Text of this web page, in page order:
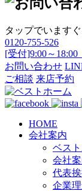
タップでいます
0120-755-526
[受付]9:00～
お問い合わせ
ご相談 来店予約
HOME
会社案内
ベス
会社
代表
企業